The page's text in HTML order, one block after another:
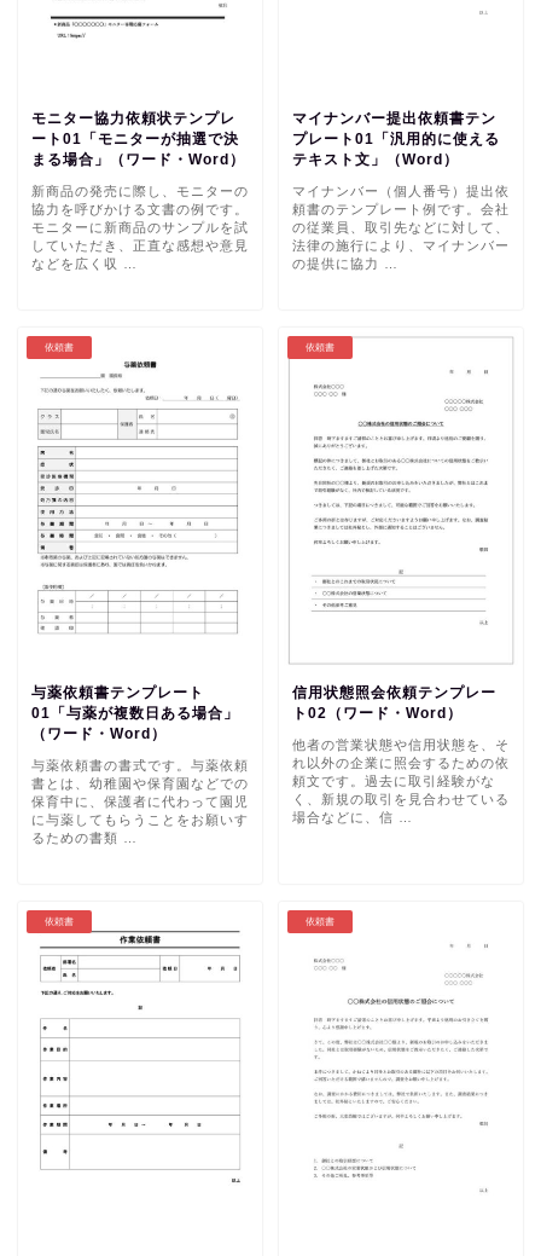
モニター協力依頼状テンプレ
ート01「モニターが抽選で決
まる場合」（ワード・Word）
新商品の発売に際し、モニターの
協力を呼びかける文書の例です。
モニターに新商品のサンプルを試
していただき、正直な感想や意見
などを広く収 …
マイナンバー提出依頼書テン
プレート01「汎用的に使える
テキスト文」（Word）
マイナンバー（個人番号）提出依
頼書のテンプレート例です。会社
の従業員、取引先などに対して、
法律の施行により、マイナンバー
の提供に協力 …
依頼書
与薬依頼書テンプレート
01「与薬が複数日ある場合」
（ワード・Word）
与薬依頼書の書式です。与薬依頼
書とは、幼稚園や保育園などでの
保育中に、保護者に代わって園児
に与薬してもらうことをお願いす
るための書類 …
依頼書
信用状態照会依頼テンプレー
ト02（ワード・Word）
他者の営業状態や信用状態を、そ
れ以外の企業に照会するための依
頼文です。過去に取引経験がな
く、新規の取引を見合わせている
場合などに、信 …
依頼書 依頼書